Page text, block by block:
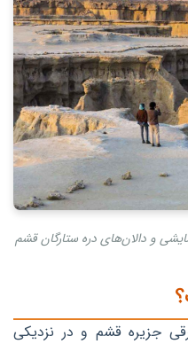
و دالان‌های دره ستارگان قشم
جزیره قشم و در نزدیکی